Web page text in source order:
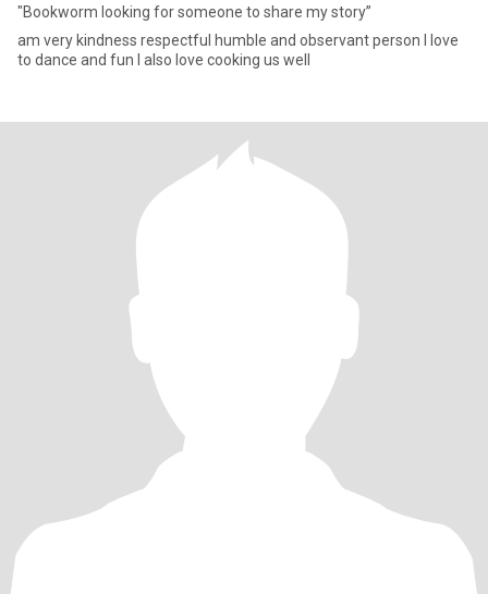
"Bookworm looking for someone to share my story”
am very kindness respectful humble and observant person I love
to dance and fun I also love cooking us well